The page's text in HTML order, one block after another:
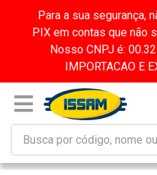
Para a sua segurança,
PIX em contas que não
Nosso CNPJ é:
IMPORTACAO E